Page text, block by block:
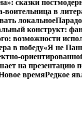
сказки
в
локальное
конструкт:
возможности
в победу«Я не
на презентацию
времяРедкое